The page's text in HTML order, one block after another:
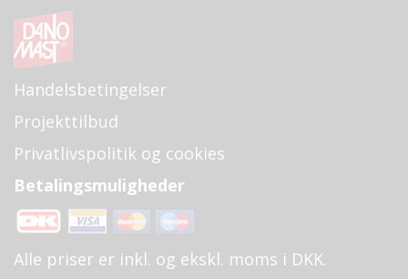
Handelsbetingelser
Projekttilbud
Privatlivspolitik og cookies
Betalingsmuligheder
Alle priser er inkl. og ekskl. moms i DKK.